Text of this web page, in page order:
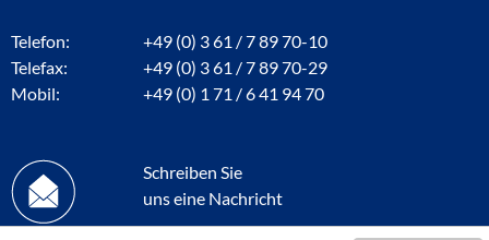
Telefon:
+49 (0) 3 61 / 7 89 70-10
Telefax:
+49 (0) 3 61 / 7 89 70-29
Mobil:
+49 (0) 1 71 / 6 41 94 70
Schreiben Sie
uns eine Nachricht